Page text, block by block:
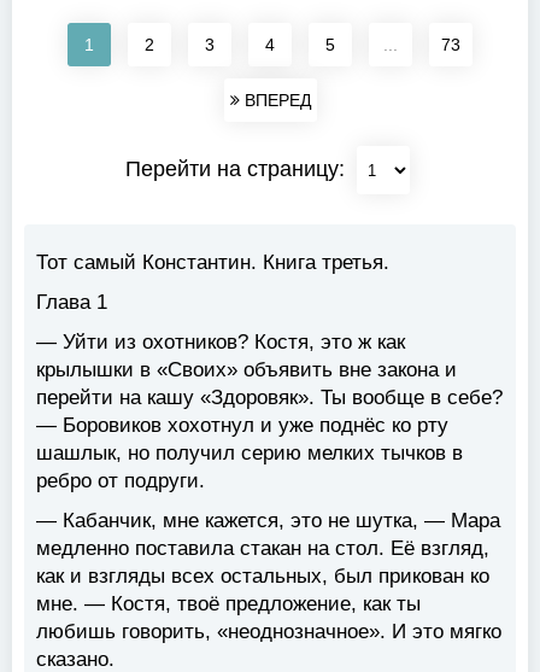
1 2 3 4 5 ... 73
ВПЕРЕД
Перейти на страницу:
Тот самый Константин. Книга третья.
Глава 1
— Уйти из охотников? Костя, это ж как
крылышки в «Своих» объявить вне закона и
перейти на кашу «Здоровяк». Ты вообще в себе?
— Боровиков хохотнул и уже поднёс ко рту
шашлык, но получил серию мелких тычков в
ребро от подруги.
— Кабанчик, мне кажется, это не шутка, — Мара
медленно поставила стакан на стол. Её взгляд,
как и взгляды всех остальных, был прикован ко
мне. — Костя, твоё предложение, как ты
любишь говорить, «неоднозначное». И это мягко
сказано.